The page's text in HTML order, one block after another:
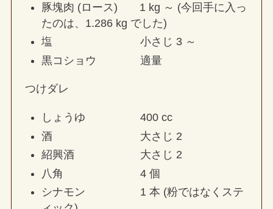
豚塊肉 (ロース) 1 kg ～ (今回手に入っ
たのは、1.286 kg でした)
塩 小さじ 3 ～
黒コショウ 適量
つけダレ
しょうゆ 400 cc
酒 大さじ 2
紹興酒 大さじ 2
八角 4 個
シナモン 1 本 (粉ではなくステ